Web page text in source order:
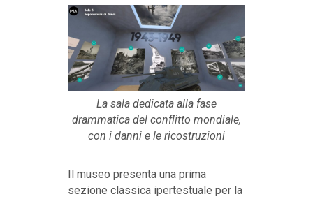
La sala dedicata alla fase
drammatica del conflitto mondiale,
con i danni e le ricostruzioni
Il museo presenta una prima
sezione classica ipertestuale per la